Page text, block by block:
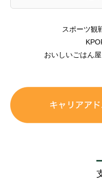
スポーツ観
おいしいごはん